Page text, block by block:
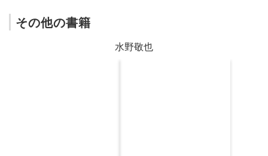
その他の書籍
水野敬也